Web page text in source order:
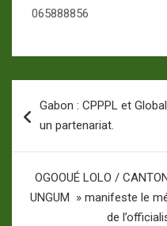
065888856
de
Gabon : CPPPL et
un partenariat.
OGOOUÉ LOLO /
UNGUM » manifeste le
de